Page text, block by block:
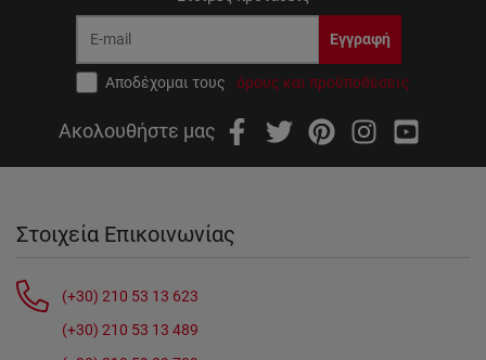
Εγγραφή
Αποδέχομαι τους όρους και προϋποθέσεις
Ακολουθήστε μας
Στοιχεία Επικοινωνίας
(+30) 210 53 13 623
(+30) 210 53 13 489